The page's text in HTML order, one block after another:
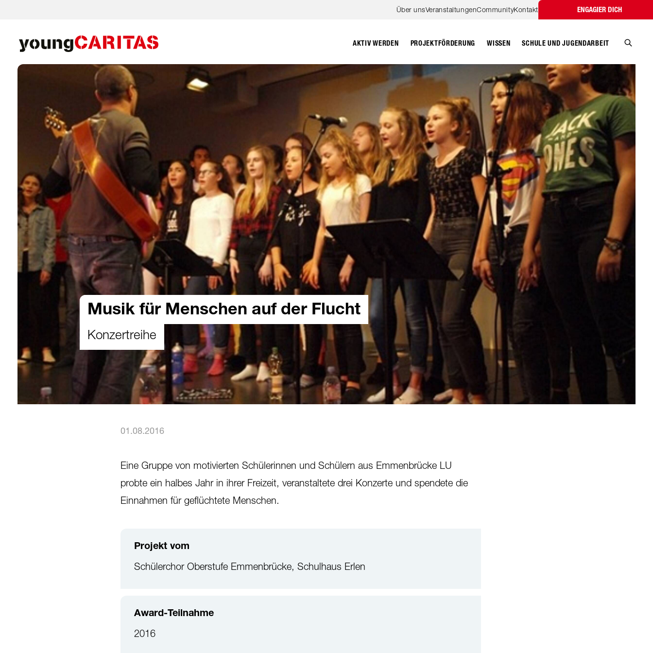
Zum Hauptinhalt springenÜber unsVeranstaltungenCommunityKontakt ENGAGIER DICH
AKTIV WERDEN PROJEKTFÖRDERUNG WISSEN SCHULE UND JUGENDARBEIT
Musik für Menschen auf der Flucht
Konzertreihe
01.08.2016
Eine Gruppe von motivierten Schülerinnen und Schülern aus Emmenbrücke LU
probte ein halbes Jahr in ihrer Freizeit, veranstaltete drei Konzerte und spendete die
Einnahmen für geflüchtete Menschen.
Projekt vom
Schülerchor Oberstufe Emmenbrücke, Schulhaus Erlen
Award-Teilnahme
2016